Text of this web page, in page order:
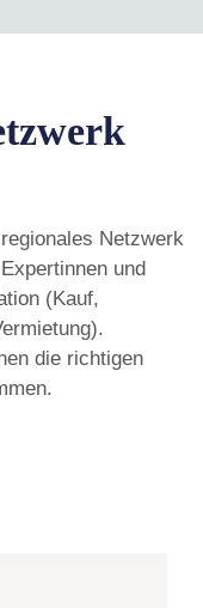
Netzwerk
und
(Kauf,
die richtigen